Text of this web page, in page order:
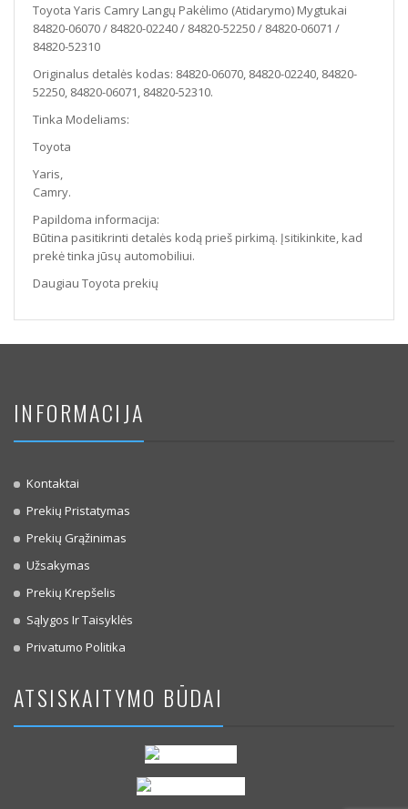
52310Toyota Yaris Camry Langų Pakėlimo (Atidarymo) Mygtukai
84820-06070 / 84820-02240 / 84820-52250 / 84820-06071 /
84820-52310
Originalus detalės kodas: 84820-06070, 84820-02240, 84820-
52250, 84820-06071, 84820-52310.
Tinka Modeliams:
Toyota
Yaris,
Camry.
Papildoma informacija:
Būtina pasitikrinti detalės kodą prieš pirkimą. Įsitikinkite, kad
prekė tinka jūsų automobiliui.
Daugiau Toyota prekių
INFORMACIJA
Kontaktai
Prekių Pristatymas
Prekių Grąžinimas
Užsakymas
Prekių Krepšelis
Sąlygos Ir Taisyklės
Privatumo Politika
ATSISKAITYMO BŪDAI